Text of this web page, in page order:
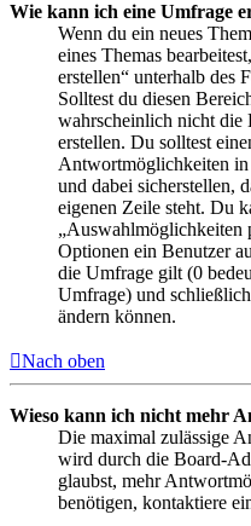
Wie kann ich eine Umfrage
Wenn du ein neues
eines Themas
erstellen“ unterhalb des
Solltest du diesen
wahrscheinlich nicht die
erstellen. Du solltest
Antwortmöglichkeiten in
und dabei sicherstellen,
eigenen Zeile steht. Du
„Auswahlmöglichkeiten
Optionen ein Benutzer
die Umfrage gilt (0
Umfrage) und
ändern können.
Nach oben
Wieso kann ich nicht mehr
Die maximal zulässige
wird durch die Board-
glaubst, mehr
benötigen, kontaktiere